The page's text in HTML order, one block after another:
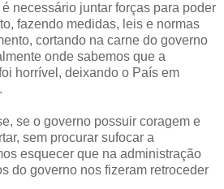
necessário juntar forças para poder
fazendo medidas, leis e normas
cortando na carne do governo
onde sabemos que a
horrível, deixando o País em
se o governo possuir coragem e
sem procurar sufocar a
esquecer que na administração
do governo nos fizeram retroceder